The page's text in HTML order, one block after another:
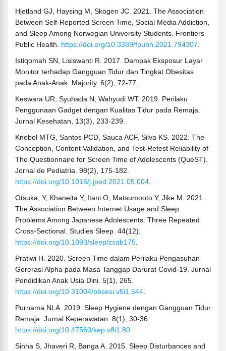
Hjetland GJ, Haysing M, Skogen JC. 2021. The Association
Between Self-Reported Screen Time, Social Media Addiction,
and Sleep Among Norwegian University Students. Frontiers
Public Health. https://doi.org/10.3389/fpubh.2021.794307
Istiqomah SN, Lisiswanti R. 2017. Dampak Eksposur Layar
Monitor terhadap Gangguan Tidur dan Tingkat Obesitas
pada Anak-Anak. Majority. 6(2), 72-77.
Keswara UR, Syuhada N, Wahyudi WT. 2019. Perilaku
Penggunaan Gadget dengan Kualitas Tidur pada Remaja.
Jurnal Kesehatan, 13(3), 233-239.
Knebel MTG, Santos PCD, Sauca ACF, Silva KS. 2022. The
Conception, Content Validation, and Test-Retest Reliability of
The Questionnaire for Screen Time of Adolescents (QueST).
Jornal de Pediatria. 98(2), 175-182.
https://doi.org/10.1016/j.jped.2021.05.004
Otsuka, Y, Khaneita Y, Itani O, Matsumooto Y, Jike M. 2021.
The Association Between Internet Usage and Sleep
Problems Among Japanese Adolescents: Three Repeated
Cross-Sectional. Studies Sleep. 44(12).
https://doi.org/10.1093/sleep/zsab175
Pratiwi H. 2020. Screen Time dalam Perilaku Pengasuhan
Gererasi Alpha pada Masa Tanggap Darurat Covid-19. Jurnal
Pendidikan Anak Usia Dini. 5(1), 265.
https://doi.org/10.31004/obsesi.v5i1.544
Purnama NLA. 2019. Sleep Hygiene dengan Gangguan Tidur
Remaja. Jurnal Keperawatan. 8(1), 30-36.
https://doi.org/10.47560/kep.v8i1.80
Sinha S, Jhaveri R, Banga A. 2015. Sleep Disturbances and